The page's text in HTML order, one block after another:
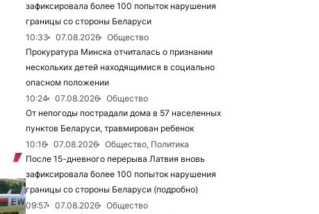
зафиксировала более 100 попыток нарушения
границы со стороны Беларуси
10:33
07.08.2026
Общество
Прокуратура Минска отчиталась о признании
нескольких детей находящимися в социально
опасном положении
10:24
07.08.2026
Общество
От непогоды пострадали дома в 57 населенных
пунктов Беларуси, травмирован ребенок
10:16
07.08.2026
Общество, Политика
После 15-дневного перерыва Латвия вновь
зафиксировала более 100 попыток нарушения
границы со стороны Беларуси (подробно)
09:57
07.08.2026
Общество